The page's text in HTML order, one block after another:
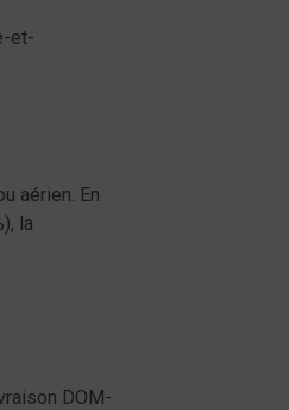
et-
aérien. En
la
DOM-